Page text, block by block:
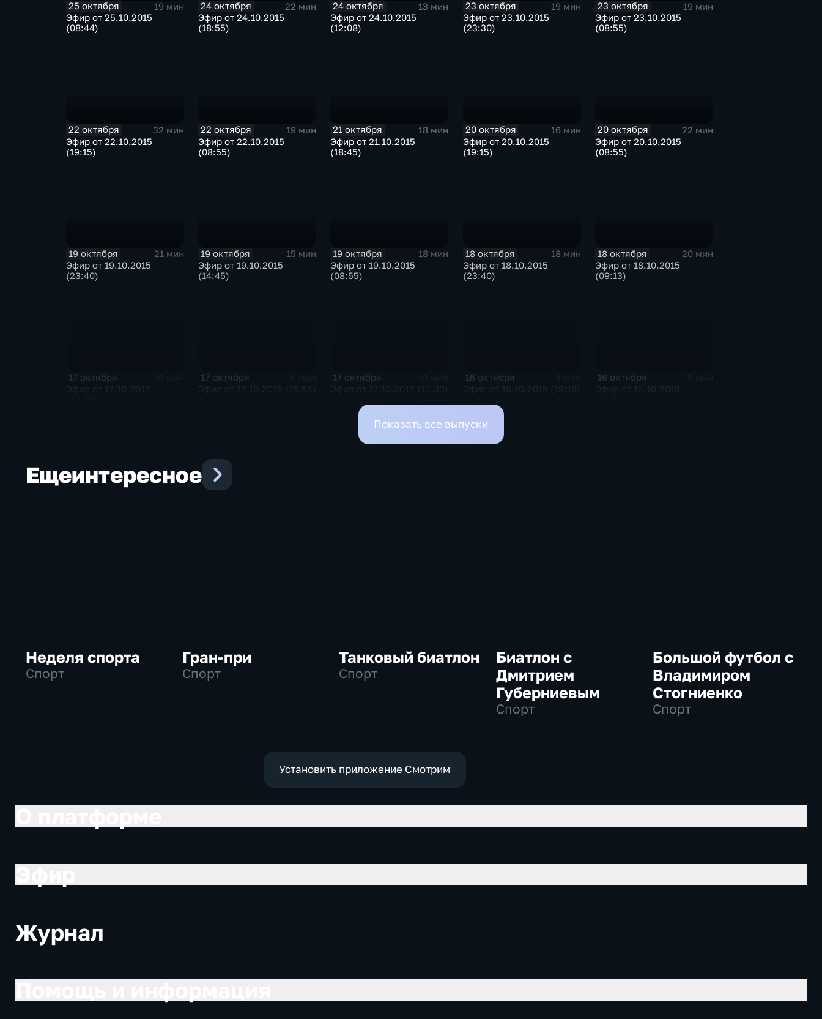
25 октября
19 мин
Эфир от 25.10.2015
(08:44)
24 октября
22 мин
Эфир от 24.10.2015
(18:55)
24 октября
13 мин
Эфир от 24.10.2015
(12:08)
23 октября
19 мин
Эфир от 23.10.2015
(23:30)
23 октября
19 мин
Эфир от 23.10.2015
(08:55)
22 октября
32 мин
Эфир от 22.10.2015
(19:15)
22 октября
19 мин
Эфир от 22.10.2015
(08:55)
21 октября
18 мин
Эфир от 21.10.2015
(18:45)
20 октября
16 мин
Эфир от 20.10.2015
(19:15)
20 октября
22 мин
Эфир от 20.10.2015
(08:55)
19 октября
21 мин
Эфир от 19.10.2015
(23:40)
19 октября
15 мин
Эфир от 19.10.2015
(14:45)
19 октября
18 мин
Эфир от 19.10.2015
(08:55)
18 октября
18 мин
Эфир от 18.10.2015
(23:40)
18 октября
20 мин
Эфир от 18.10.2015
(09:13)
17 октября 17 октября 17 октября 16 октября 16 октября
Показать все выпуски
Ещеинтересное
Неделя спорта
Спорт
Гран-при
Спорт
Танковый биатлон
Спорт
Биатлон с
Дмитрием
Губерниевым
Спорт
Большой футбол с
Владимиром
Стогниенко
Спорт
Установить приложение Смотрим
Журнал